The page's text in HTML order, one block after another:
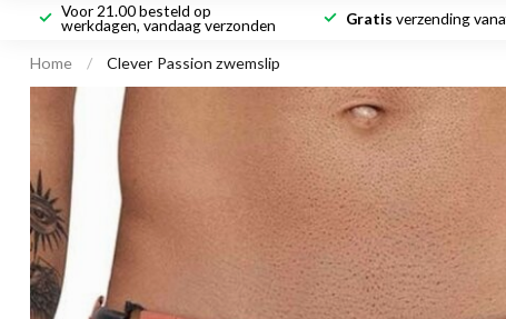
Voor 21.00 besteld op
werkdagen, vandaag verzonden Gratis verzending
Home / Clever Passion zwemslip